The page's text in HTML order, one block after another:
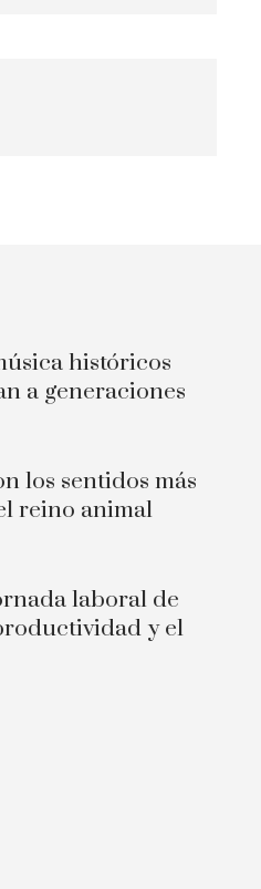
históricos
a generaciones
los sentidos más
reino animal
laboral de
y el